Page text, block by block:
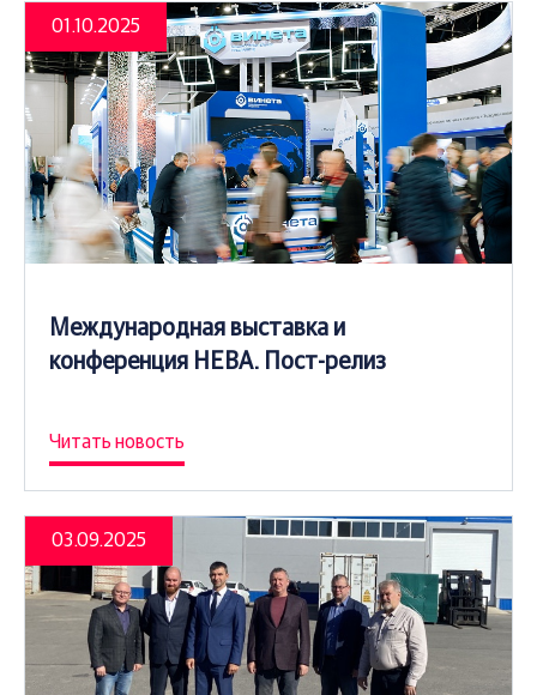
01.10.2025
Международная выставка и
конференция НЕВА. Пост-релиз
Читать новость
03.09.2025